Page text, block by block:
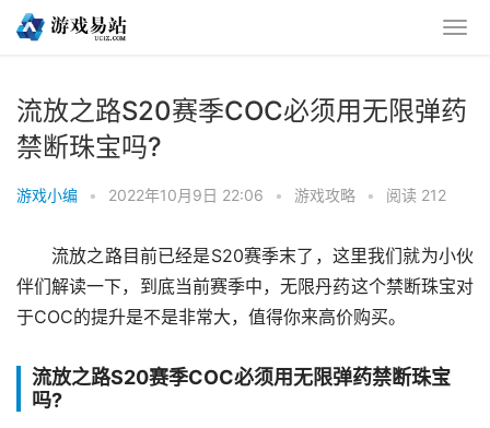
流放之路S20赛季COC必须用无限弹药
禁断珠宝吗?
游戏小编 • 2022年10月9日 22:06 • 游戏攻略 • 阅读 212
流放之路目前已经是S20赛季末了，这里我们就为小伙
伴们解读一下，到底当前赛季中，无限丹药这个禁断珠宝对
于COC的提升是不是非常大，值得你来高价购买。
流放之路S20赛季COC必须用无限弹药禁断珠宝
吗?